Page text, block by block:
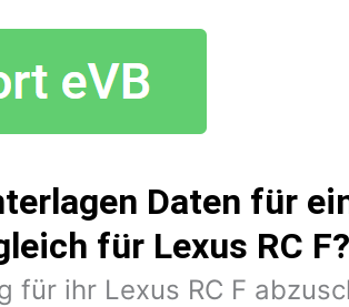
Daten für
für Lexus RC F?
für ihr Lexus RC F